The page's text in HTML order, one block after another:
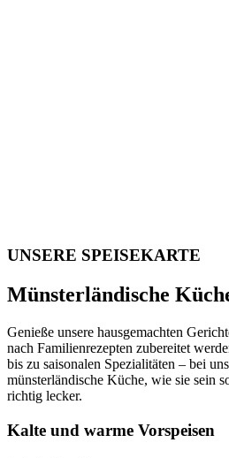
UNSERE SPEISEKARTE
Münsterländische
Genieße unsere hausgemachten
nach Familienrezepten zubereitet
bis zu saisonalen Spezialitäten – bei
münsterländische Küche, wie sie sein
richtig lecker.
Kalte und warme Vorspeisen